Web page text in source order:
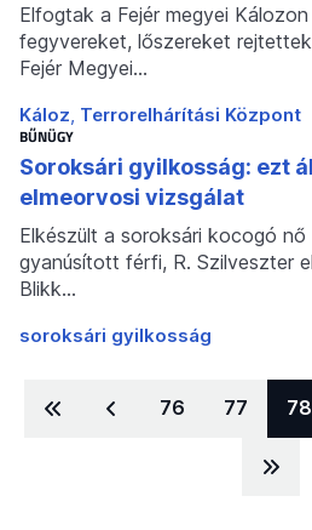
Elfogtak a Fejér megyei
fegyvereket, lőszereket
Fejér Megyei…
Káloz Terrorelhárítási Központ
BŰNÜGY
Soroksári gyilkosság: ezt
elmeorvosi vizsgálat
Elkészült a soroksári kocogó nő
gyanúsított férfi, R. Szilveszter
Blikk…
soroksári gyilkosság
Oldal:
76 Oldal:
77 78